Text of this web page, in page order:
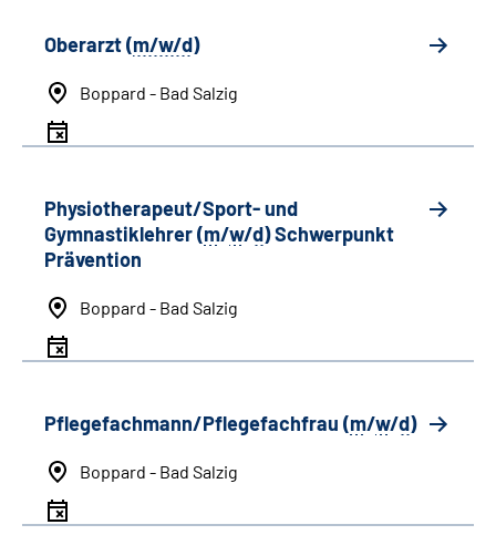
Oberarzt (m/w/d)
Boppard - Bad Salzig
Physiotherapeut/Sport- und
Gymnastiklehrer (m/w/d) Schwerpunkt
Prävention
Boppard - Bad Salzig
Pflegefachmann/Pflegefachfrau (m/w/d)
Boppard - Bad Salzig